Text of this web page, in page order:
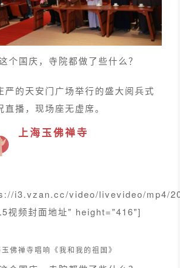
严的天安门广场举行的盛大阅兵式
播，现场座无虚席。
上海玉佛禅寺
i3.vzan.cc/video/livevideo/mp4/
视频封面地址" height="416"]
玉佛禅寺唱响《我和我的祖国》